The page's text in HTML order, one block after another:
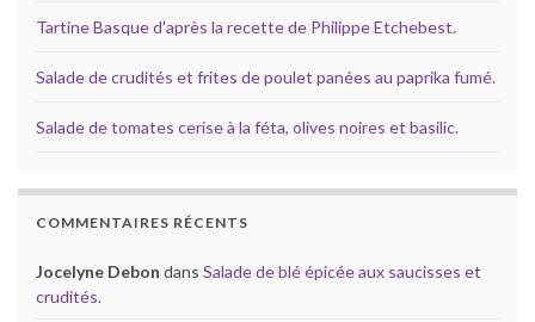
Tartine Basque d’après la recette de Philippe Etchebest.
Salade de crudités et frites de poulet panées au paprika fumé.
Salade de tomates cerise à la féta, olives noires et basilic.
COMMENTAIRES RÉCENTS
Jocelyne Debon dans Salade de blé épicée aux saucisses et
crudités.